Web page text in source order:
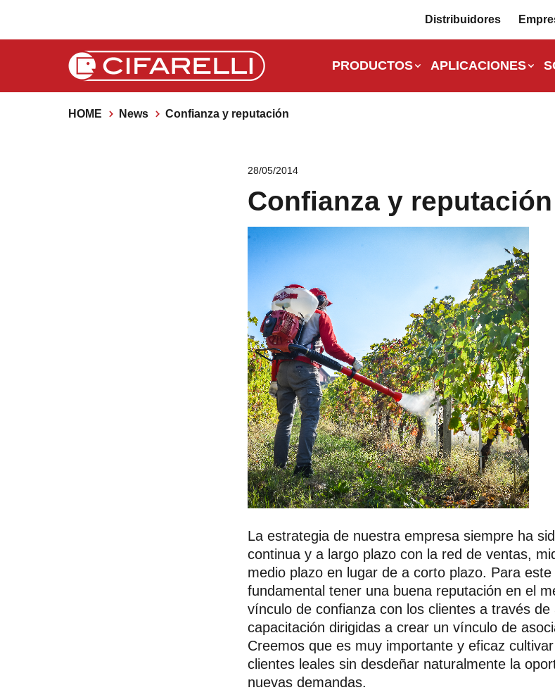
Distribuidores
PRODUCTOS APLICACIONES
HOME News Confianza y reputación
28/05/2014
Confianza y reputación
La estrategia de nuestra empresa siempre ha
continua y a largo plazo con la red de ventas,
medio plazo en lugar de a corto plazo. Para
fundamental tener una buena reputación en el
vínculo de confianza con los clientes a través
capacitación dirigidas a crear un vínculo de
Creemos que es muy importante y eficaz
clientes leales sin desdeñar naturalmente la
nuevas demandas.